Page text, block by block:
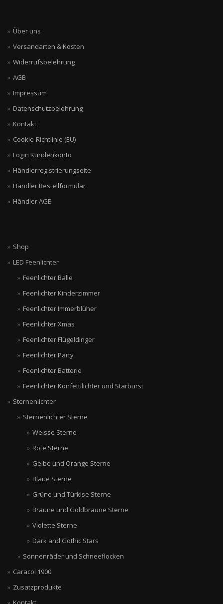
Über uns
Versandarten & Kosten
Widerrufsbelehrung
AGB
Impressum
Datenschutzbelehrung
Kontakt
Cookie-Richtlinie (EU)
Login Kundenkonto
Händlerregistrierungseite
Händler Bestellformular
Händler AGB
Shop
LED Feenlichter
Feenlichter Bälle
Feenlichter Kinderzimmer
Feenlichter Immerblüher
Feenlichter Xmas
Feenlichter Flügeldinger
Feenlichter Party
Feenlichter Batterie
Feenlichter Konfettilichter und Starburst
Sternenlichter
Sternenlichter Sterne
Weisse Sterne
Rote Sterne
Gelbe und Orange Sterne
Blaue Sterne
Grüne und Türkise Sterne
Braune und Goldbraune Sterne
Violette Sterne
Dark and Gothic Stars
Sonnenräder und Schneeflocken
Caracol 1900
Zusatzprodukte